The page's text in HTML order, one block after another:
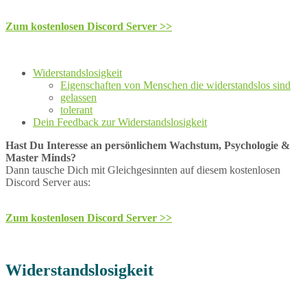
Zum kostenlosen Discord Server >>
Widerstandslosigkeit
Eigenschaften von Menschen die widerstandslos sind
gelassen
tolerant
Dein Feedback zur Widerstandslosigkeit
Hast Du Interesse an persönlichem Wachstum, Psychologie &
Master Minds?
Dann tausche Dich mit Gleichgesinnten auf diesem kostenlosen
Discord Server aus:
Zum kostenlosen Discord Server >>
Widerstandslosigkeit